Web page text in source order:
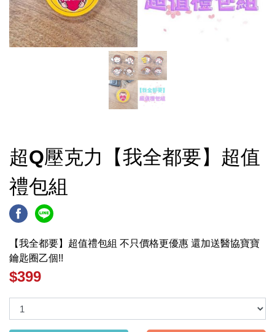
超Q壓克力【我全都要】超值
禮包組
【我全都要】超值禮包組 不只價格更優惠 還加送醫協寶寶
鑰匙圈乙個!!
$399